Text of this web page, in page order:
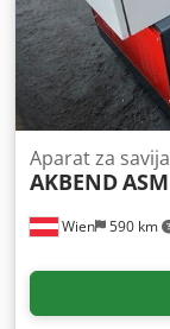
odeljak za
stalnim
nožni prekidač
suprotnom
Wien 590 km
Aparat za
AKBEND